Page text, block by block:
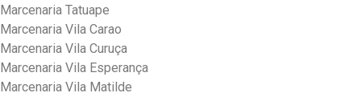
Marcenaria Tatuape
Marcenaria Vila Carao
Marcenaria Vila Curuça
Marcenaria Vila Esperança
Marcenaria Vila Matilde